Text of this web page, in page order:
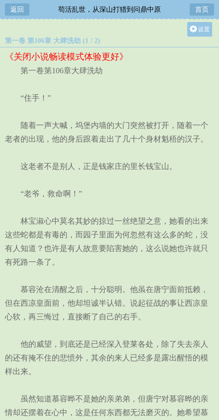
返回 苟活乱世，从深山打猎到问鼎中原 首页
设置
第一卷 第106章 大肆洗劫 (1 / 2)
《关闭小说畅读模式体验更好》
第一卷第106章大肆洗劫
“住手！”
随着一声大喊，坞堡内墙的大门突然被打开，随着一个
老者的出现，他的身后跟着走出了几十个身材魁梧的汉子。
这老者不是别人，正是钱家庄的里长钱宝山。
“老爷，救命啊！”
林宝淑心中莫名其妙的掠过一丝绝望之意，她看的出来
这些蛇都是有毒的，而园子里面为何忽然有这么多的蛇，没
有人知道？也许是有人故意要陷害她的，这么说她也许就只
有死路一条了。
慕容沧在清醒之后，十分聪明。他虽在唐宁面前抵赖，
但在西凉皇面前，他却坦诚半认错。说起征战的事让西凉皇
心软，再三悔过，直接断了自己的右手。
他的威望，到底还是已经深入登莱各处，除了失去亲人
的还有掩不住的悲愤外，其余的来人已经多是露出醒悟的模
样出来。
虽然知道慕容晔不是她的亲弟弟，但唐宁对慕容晔的亲
情却还摆着在心中，这是任何东西都无法磨灭的。她希望慕